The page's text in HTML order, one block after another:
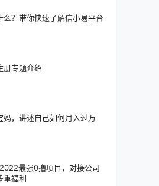
么？带你快速了解信小易平台
册专题介绍
妈，讲述自己如何月入过万
最强0撸项目，对接公司
重福利